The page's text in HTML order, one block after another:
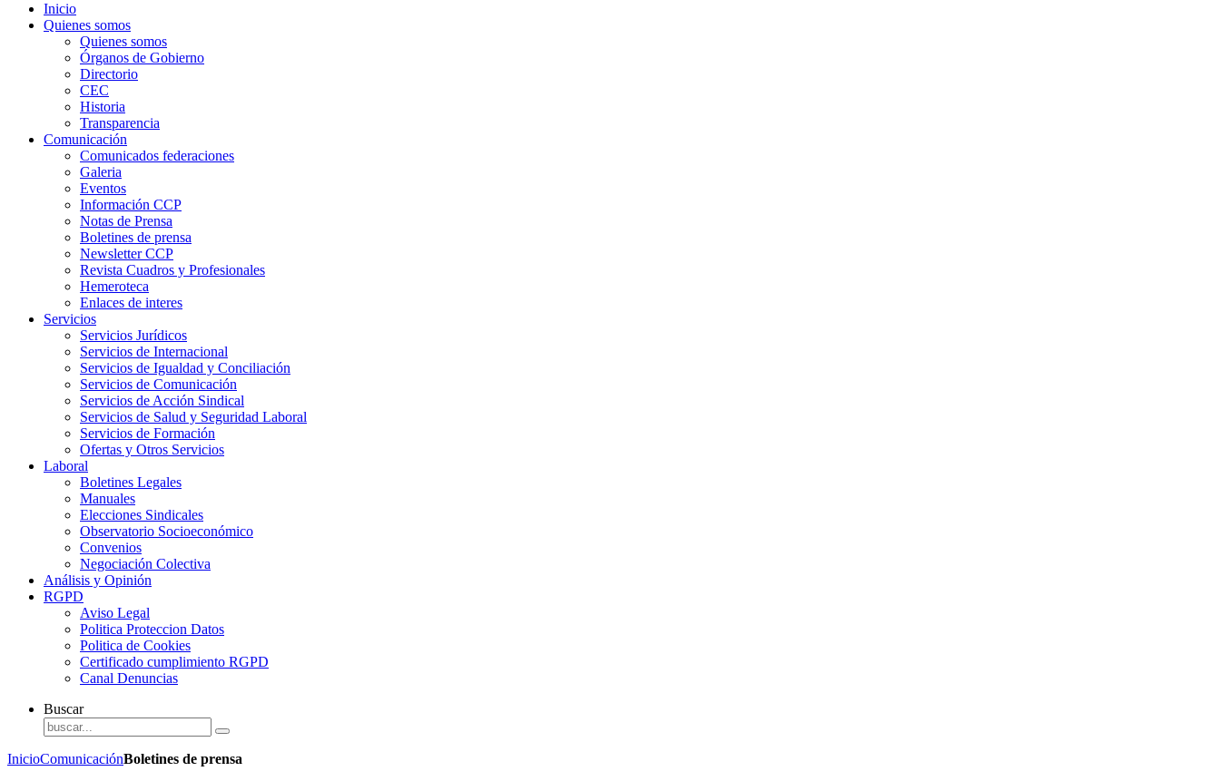
Inicio
Quienes somos
Quienes somos
Órganos de Gobierno
Directorio
CEC
Historia
Transparencia
Comunicación
Comunicados federaciones
Galeria
Eventos
Información CCP
Notas de Prensa
Boletines de prensa
Newsletter CCP
Revista Cuadros y Profesionales
Hemeroteca
Enlaces de interes
Servicios
Servicios Jurídicos
Servicios de Internacional
Servicios de Igualdad y Conciliación
Servicios de Comunicación
Servicios de Acción Sindical
Servicios de Salud y Seguridad Laboral
Servicios de Formación
Ofertas y Otros Servicios
Laboral
Boletines Legales
Manuales
Elecciones Sindicales
Observatorio Socioeconómico
Convenios
Negociación Colectiva
Análisis y Opinión
RGPD
Aviso Legal
Politica Proteccion Datos
Politica de Cookies
Certificado cumplimiento RGPD
Canal Denuncias
Buscar
InicioComunicaciónBoletines de prensa